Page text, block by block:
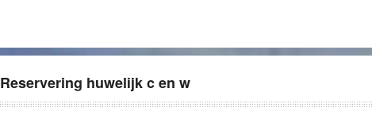
Reservering huwelijk c en w